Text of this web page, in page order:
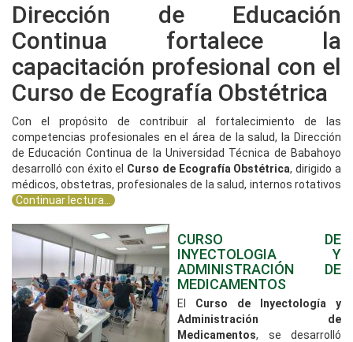
Dirección de Educación
Continua fortalece la
capacitación profesional con el
Curso de Ecografía Obstétrica
Con el propósito de contribuir al fortalecimiento de las
competencias profesionales en el área de la salud, la Dirección
de Educación Continua de la Universidad Técnica de Babahoyo
desarrolló con éxito el Curso de Ecografía Obstétrica, dirigido a
médicos, obstetras, profesionales de la salud, internos rotativos
Continuar lectura...
CURSO DE
INYECTOLOGIA Y
ADMINISTRACIÓN DE
MEDICAMENTOS
El Curso de Inyectología y
Administración de
Medicamentos, se desarrolló